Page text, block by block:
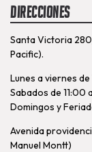
Direcciones
Santa Victoria
Pacific).
Lunes a viernes
Sabados de 11:00
Domingos y
Avenida
Manuel Montt)